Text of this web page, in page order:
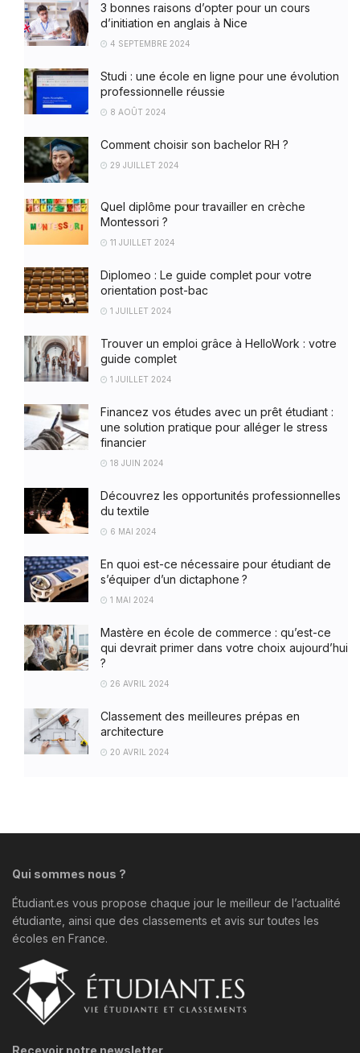
3 bonnes raisons d’opter pour un cours
d’initiation en anglais à Nice
4 SEPTEMBRE 2024
Studi : une école en ligne pour une évolution
professionnelle réussie
8 AOÛT 2024
Comment choisir son bachelor RH ?
29 JUILLET 2024
Quel diplôme pour travailler en crèche
Montessori ?
11 JUILLET 2024
Diplomeo : Le guide complet pour votre
orientation post-bac
1 JUILLET 2024
Trouver un emploi grâce à HelloWork : votre
guide complet
1 JUILLET 2024
Financez vos études avec un prêt étudiant :
une solution pratique pour alléger le stress
financier
18 JUIN 2024
Découvrez les opportunités professionnelles
du textile
6 MAI 2024
En quoi est-ce nécessaire pour étudiant de
s’équiper d’un dictaphone ?
1 MAI 2024
Mastère en école de commerce : qu’est-ce
qui devrait primer dans votre choix aujourd’hui
?
26 AVRIL 2024
Classement des meilleures prépas en
architecture
20 AVRIL 2024
Qui sommes nous ?
Étudiant.es vous propose chaque jour le meilleur de l’actualité
étudiante, ainsi que des classements et avis sur toutes les
écoles en France.